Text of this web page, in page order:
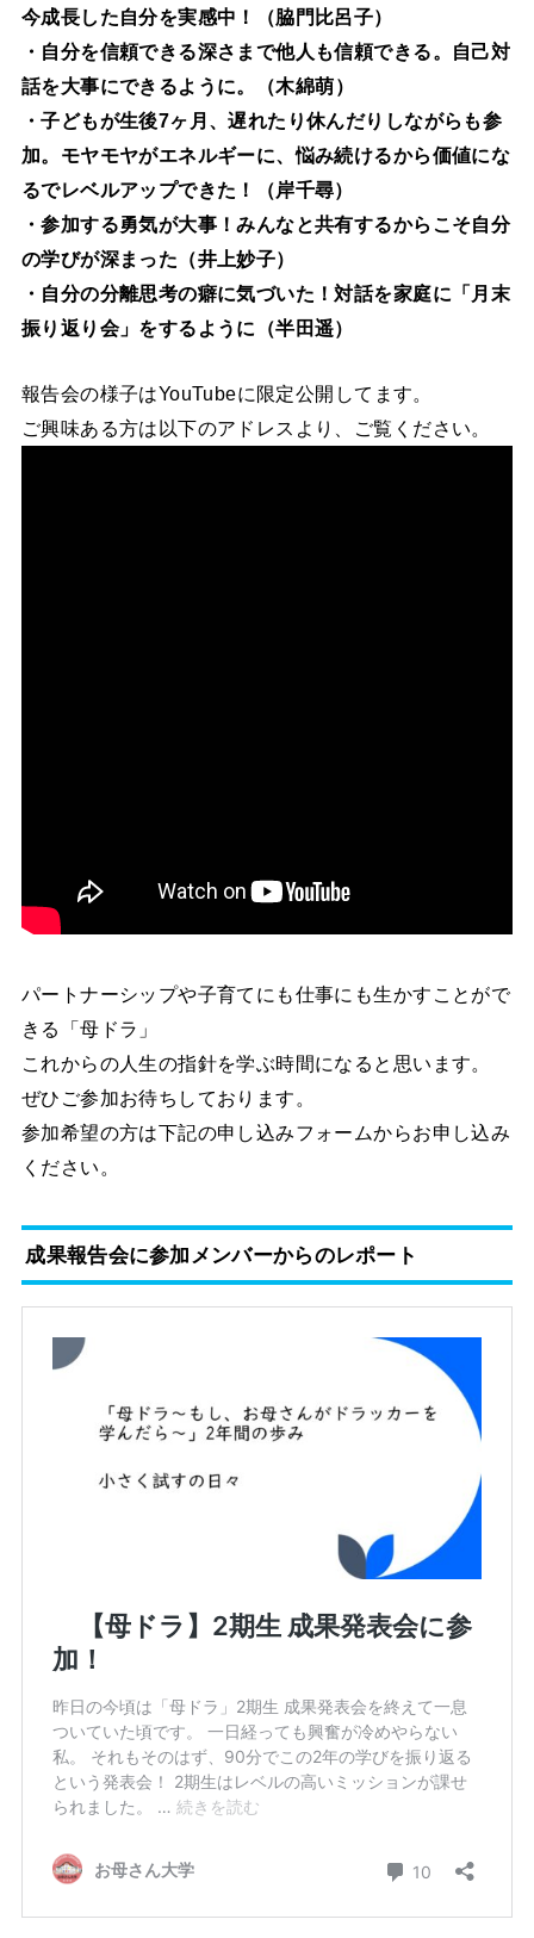
今成長した自分を実感中！（脇門比呂子）
・自分を信頼できる深さまで他人も信頼できる。自己対
話を大事にできるように。
（木綿萌）
・子どもが生後7ヶ月、遅れたり休んだりしながらも参
加。モヤモヤがエネルギーに、悩み続けるから価値にな
るでレベルアップできた！（岸千尋）
・参加する勇気が大事！みんなと共有するからこそ自分
の学びが深まった（井上妙子）
・自分の分離思考の癖に気づいた！対話を家庭に「月末
振り返り会」をするように（半田遥）
報告会の様子はYouTubeに限定公開してます。
ご興味ある方は以下のアドレスより、ご覧ください。
パートナーシップや子育てにも仕事にも生かすことがで
きる「母ドラ」
これからの人生の指針を学ぶ時間になると思います。
ぜひご参加お待ちしております。
参加希望の方は下記の申し込みフォームからお申し込み
ください。
成果報告会に参加メンバーからのレポート